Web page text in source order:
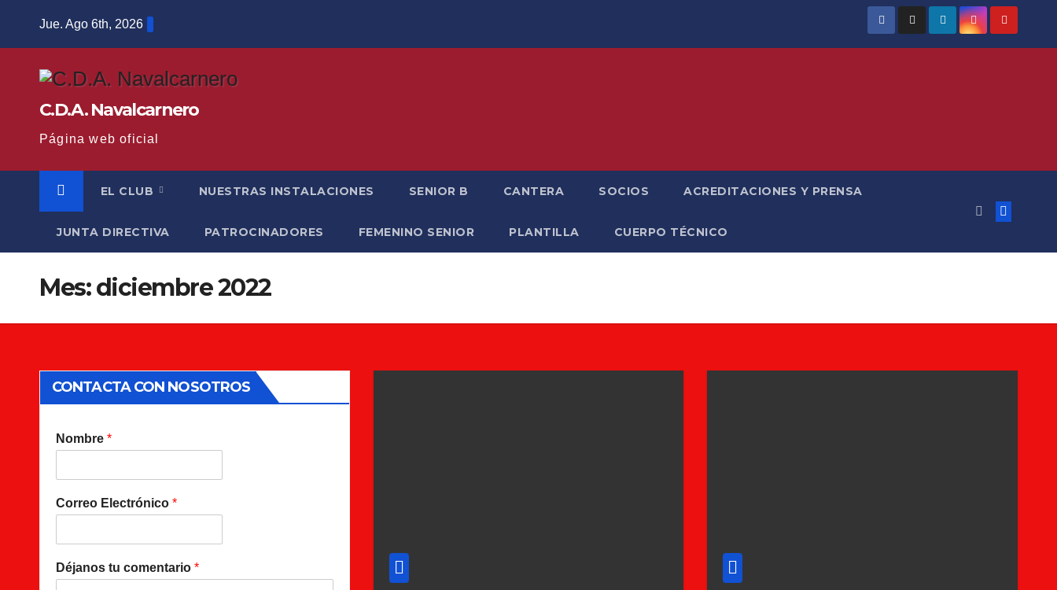
Jue. Ago 6th, 2026
C.D.A. Navalcarnero
Página web oficial
EL CLUB NUESTRAS INSTALACIONES SENIOR B CANTERA SOCIOS ACREDITACIONES Y PRENSA
JUNTA DIRECTIVA PATROCINADORES FEMENINO SENIOR PLANTILLA CUERPO TÉCNICO
Mes:diciembre 2022
CONTACTA CON NOSOTROS
Nombre *
Correo Electrónico *
Déjanos tu comentario *